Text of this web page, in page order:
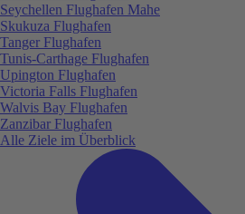
Seychellen Flughafen Mahe
Skukuza Flughafen
Tanger Flughafen
Tunis-Carthage Flughafen
Upington Flughafen
Victoria Falls Flughafen
Walvis Bay Flughafen
Zanzibar Flughafen
Alle Ziele im Überblick